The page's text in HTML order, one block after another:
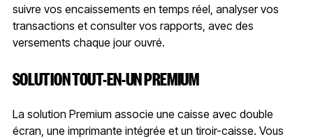
suivre vos encaissements en temps réel, analyser vos
transactions et consulter vos rapports, avec des
versements chaque jour ouvré.
SOLUTION TOUT-EN-UN PREMIUM
La solution Premium associe une caisse avec double
écran, une imprimante intégrée et un tiroir-caisse. Vous